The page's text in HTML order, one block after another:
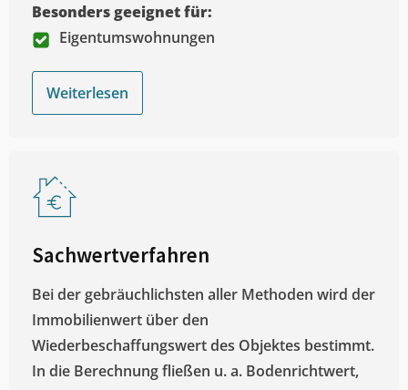
Besonders geeignet für:
Eigentumswohnungen
Weiterlesen
Sachwertverfahren
Bei der gebräuchlichsten aller Methoden wird der
Immobilienwert über den
Wiederbeschaffungswert des Objektes bestimmt.
In die Berechnung fließen u. a. Bodenrichtwert,